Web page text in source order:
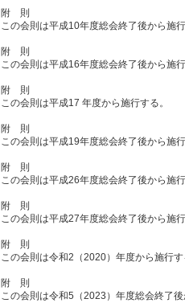
附 則
この会則は平成10年度総会終了後から施行
附 則
この会則は平成16年度総会終了後から施行
附 則
この会則は平成17 年度から施行する。
附 則
この会則は平成19年度総会終了後から施行
附 則
この会則は平成26年度総会終了後から施行
附 則
この会則は平成27年度総会終了後から施行
附 則
この会則は令和2（2020）年度から施行す
附 則
この会則は令和5（2023）年度総会終了後